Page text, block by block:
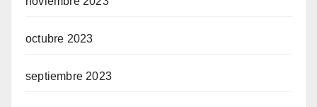
octubre 2023
septiembre 2023